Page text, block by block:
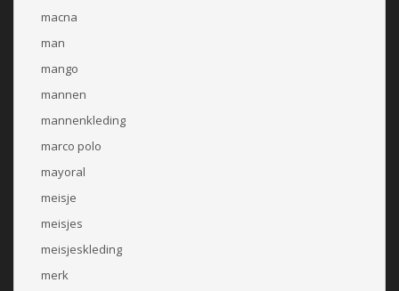
macna
man
mango
mannen
mannenkleding
marco polo
mayoral
meisje
meisjes
meisjeskleding
merk